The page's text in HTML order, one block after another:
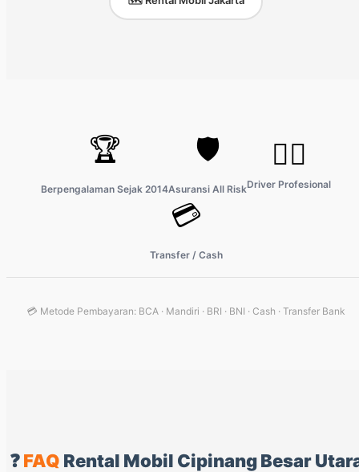
🏆
Berpengalaman Sejak 2014
🛡️
Asuransi All Risk
👨‍✈️
Driver Profesional
💳
Transfer / Cash
💳 Metode Pembayaran: BCA · Mandiri · BRI · BNI · Cash · Transfer Bank
❓FAQ Rental Mobil Cipinang Besar